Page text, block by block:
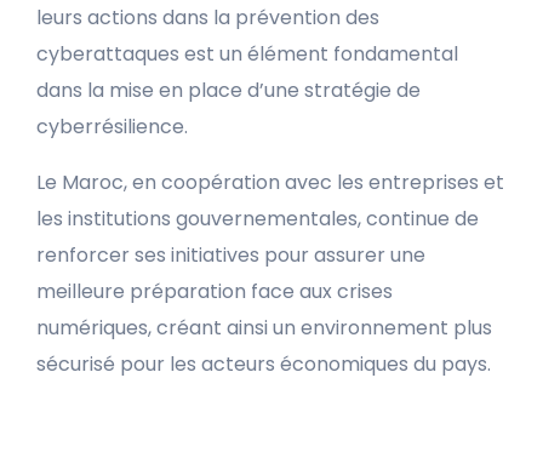
leurs actions dans la prévention des
cyberattaques est un élément fondamental
dans la mise en place d’une stratégie de
cyberrésilience.
Le Maroc, en coopération avec les entreprises et
les institutions gouvernementales, continue de
renforcer ses initiatives pour assurer une
meilleure préparation face aux crises
numériques, créant ainsi un environnement plus
sécurisé pour les acteurs économiques du pays.